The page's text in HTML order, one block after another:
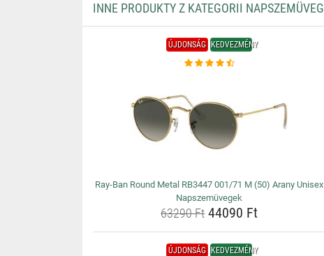
INNE PRODUKTY Z KATEGORII NAPSZEMÜVEG
ÚJDONSÁG KEDVEZMÉNY
Ray-Ban Round Metal RB3447 001/71 M (50) Arany Unisex
Napszemüvegek
63290 Ft44090 Ft
ÚJDONSÁG KEDVEZMÉNY